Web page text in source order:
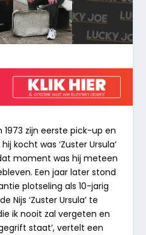
1973 zijn eerste pick-up en
hij kocht was‘Zuster Ursula‘
moment was hij meteen
Een jaar later stond
plotseling als 10-jarig
Nijs‘Zuster Ursula’ te
ik nooit zal vergeten en
staat’, vertelt een